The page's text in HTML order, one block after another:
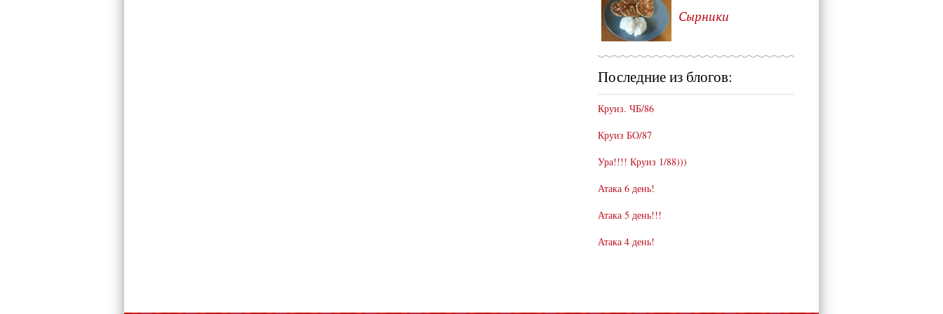
Сырники
Последние из блогов:
Круиз. ЧБ/86
Круиз БО/87
Ура!!!! Круиз 1/88)))
Атака 6 день!
Атака 5 день!!!
Атака 4 день!